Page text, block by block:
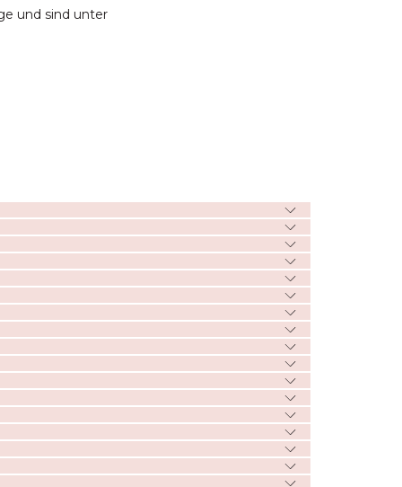
und sind unter